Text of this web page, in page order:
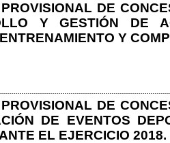
DE
Y GESTIÓN DE
Y
DE
DE EVENTOS
EL EJERCICIO 2018.